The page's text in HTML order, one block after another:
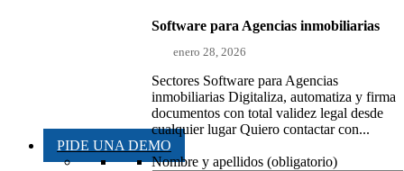
Software para Agencias inmobiliarias
enero 28, 2026
Sectores Software para Agencias
inmobiliarias Digitaliza, automatiza y firma
documentos con total validez legal desde
cualquier lugar Quiero contactar con...
PIDE UNA DEMO
Nombre y apellidos (obligatorio)